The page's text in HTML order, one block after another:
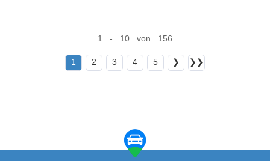
1 - 10 von 156
1 2 3 4 5 ❯ ❯❯